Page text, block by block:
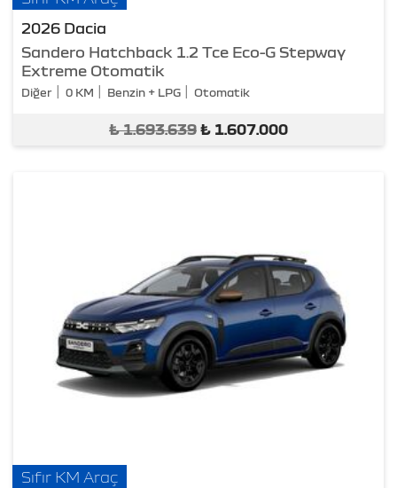
2026 Dacia
Sandero Hatchback 1.2 Tce Eco-G Stepway
Extreme Otomatik
Diğer 0 KM Benzin + LPG Otomatik
₺1.693.639 ₺ 1.607.000
Sıfır KM Araç